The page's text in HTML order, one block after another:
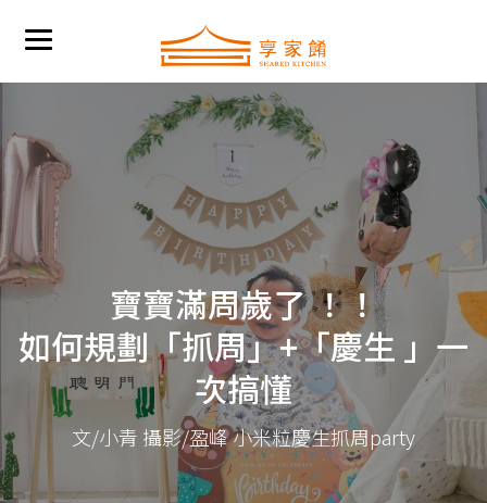
寶寶滿周歲了 ！！
如何規劃「抓周」+「慶生 」一
次搞懂
文/小青 攝影/盈峰 小米粒慶生抓周party